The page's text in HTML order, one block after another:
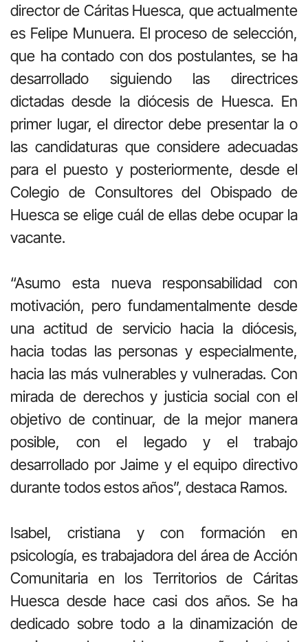
director de Cáritas Huesca, que actualmente
es Felipe Munuera. El proceso de selección,
que ha contado con dos postulantes, se ha
desarrollado siguiendo las directrices
dictadas desde la diócesis de Huesca. En
primer lugar, el director debe presentar la o
las candidaturas que considere adecuadas
para el puesto y posteriormente, desde el
Colegio de Consultores del Obispado de
Huesca se elige cuál de ellas debe ocupar la
vacante.
“Asumo esta nueva responsabilidad con
motivación, pero fundamentalmente desde
una actitud de servicio hacia la diócesis,
hacia todas las personas y especialmente,
hacia las más vulnerables y vulneradas. Con
mirada de derechos y justicia social con el
objetivo de continuar, de la mejor manera
posible, con el legado y el trabajo
desarrollado por Jaime y el equipo directivo
durante todos estos años”, destaca Ramos.
Isabel, cristiana y con formación en
psicología, es trabajadora del área de Acción
Comunitaria en los Territorios de Cáritas
Huesca desde hace casi dos años. Se ha
dedicado sobre todo a la dinamización de